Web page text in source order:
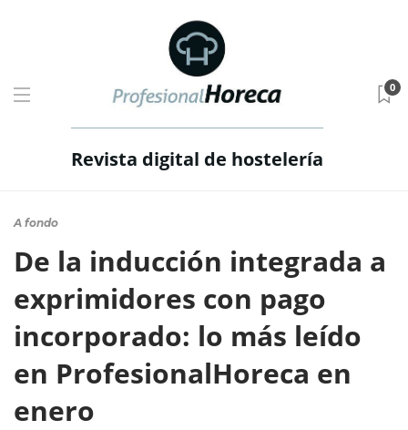
Revista digital de hostelería
0
A fondo
De la inducción integrada a
exprimidores con pago
incorporado: lo más leído
en ProfesionalHoreca en
enero